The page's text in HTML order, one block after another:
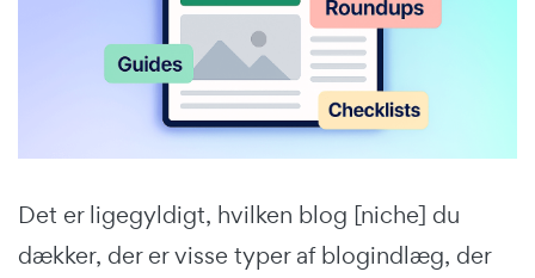
Det er ligegyldigt, hvilken blog [niche] du
dækker, der er visse typer af blogindlæg, der